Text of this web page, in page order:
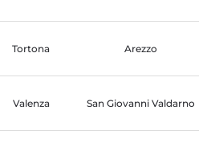
Tortona Arezzo
Valenza San Giovanni Valdarno